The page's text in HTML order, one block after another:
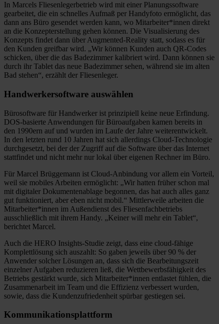
In Marcels Fliesenlegerbetrieb wird mit einer Planungssoftware
gearbeitet, die ein schnelles Aufmaß per Handyfoto ermöglicht, das
dann ans Büro gesendet werden kann, wo Mitarbeiter*innen direkt
an die Konzepterstellung gehen können. Die Visualisierung des
Konzepts findet dann über Augmented-Reality statt, sodass es für
den Kunden greifbar wird. „Wir können Kunden auch QR-Codes
schicken, über die das Badezimmer kalibriert wird. Dann können sie
durch ihr Tablet das neue Badezimmer sehen, während sie im alten
Bad stehen“, erzählt der Fliesenleger.
Handwerkersoftware auswählen
Bürosoftware für Handwerker ist prinzipiell keine neue Erfindung.
DOS-basierte Anwendungen für Büroaufgaben kamen bereits in
den 1990ern auf und wurden im Laufe der Jahre weiterentwickelt.
In den letzten rund 10 Jahren hat sich allerdings Cloud-Technologie
durchgesetzt, bei der der Zugriff auf die Software über das Internet
stattfindet und nicht mehr nur lokal über eigenen Rechner im Büro.
Für Marcel Brüggemann ist Cloud-Anbindung vor allem ein Vorteil,
weil sie mobiles Arbeiten ermöglicht: „Wir hatten früher schon mal
mit digitaler Dokumentenablage begonnen, das hat auch alles ganz
gut funktioniert, aber eben nicht mobil.“ Mittlerweile arbeiten die
Mitarbeiter*innen im Außendienst des Fliesenfachbetriebs
ausschließlich mit ihrem Handy. „Keiner will mehr ein Tablet“,
berichtet Marcel.
Auch die HERO Insights-Studie zeigt, dass eine cloud-fähige
Komplettlösung sich auszahlt: So gaben jeweils über 90 % der
Anwender solcher Lösungen an, dass sich die Bearbeitungszeit
einzelner Aufgaben reduzieren ließ, die Wettbewerbsfähigkeit des
Betriebs gestärkt wurde, sich Mitarbeiter*innen entlastet fühlen, die
Zusammenarbeit im Team und die Effizienz verbessert wurden,
sowie, dass die Kundenzufriedenheit spürbar gestiegen sei.
Kommunikationsplattform